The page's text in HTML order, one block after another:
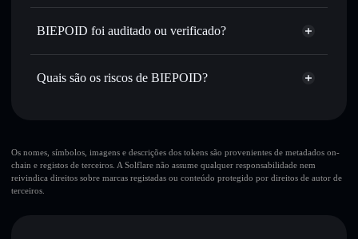
Enviar de forma privada— transferir BIEPOID sem
Privacidade integrado da Solflare
Acompanhar em tempo real— monitorizar o preço,
volume, capitalização de mercado e liquidez de BIEPOID
Solflare BIEPOID
Agregador de Privacidade
BIEPOID
Solflare
BIEPOID foi auditado ou verificado?
BIEPOID não está verificado
Quais são os riscos de BIEPOID?
10 principais carteiras
BIEPOID
única carteira
Os nomes, símbolos, imagens e descrições dos tokens são provenientes de metadados on-
chain e registos de terceiros. A Solflare não assume qualquer responsabilidade nem
reivindica direitos sobre marcas registadas ou conteúdo protegido por direitos de autor de
terceiros.